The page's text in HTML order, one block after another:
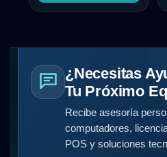
¿Necesitas
Tu Próximo
Recibe asesoría
computadores,
POS y soluciones